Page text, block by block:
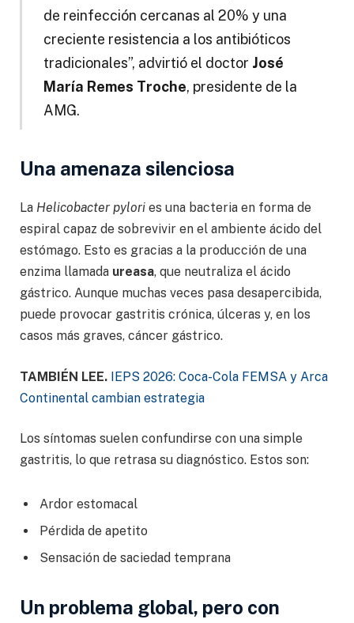
de reinfección cercanas al 20% y una
creciente resistencia a los antibióticos
tradicionales”, advirtió el doctor José
María Remes Troche, presidente de la
AMG.
Una amenaza silenciosa
La Helicobacter pylori es una bacteria en forma de
espiral capaz de sobrevivir en el ambiente ácido del
estómago. Esto es gracias a la producción de una
enzima llamada ureasa, que neutraliza el ácido
gástrico. Aunque muchas veces pasa desapercibida,
puede provocar gastritis crónica, úlceras y, en los
casos más graves, cáncer gástrico.
TAMBIÉN LEE. IEPS 2026: Coca-Cola FEMSA y Arca
Continental cambian estrategia
Los síntomas suelen confundirse con una simple
gastritis, lo que retrasa su diagnóstico. Estos son:
Ardor estomacal
Pérdida de apetito
Sensación de saciedad temprana
Un problema global, pero con